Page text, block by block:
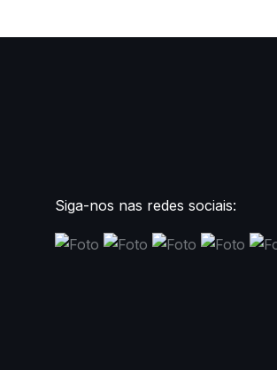
Siga-nos nas redes sociais: